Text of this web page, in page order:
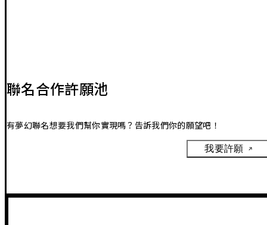
聯名合作許願池
有夢幻聯名想要我們幫你實現嗎？告訴我們你的願望吧！
我要許願